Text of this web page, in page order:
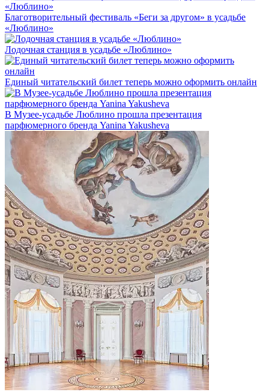
Благотворительный фестиваль «Беги за другом» в усадьбе
«Люблино»
Лодочная станция в усадьбе «Люблино»
Единый читательский билет теперь можно оформить онлайн
В Музее-усадьбе Люблино прошла презентация
парфюмерного бренда Yanina Yakusheva